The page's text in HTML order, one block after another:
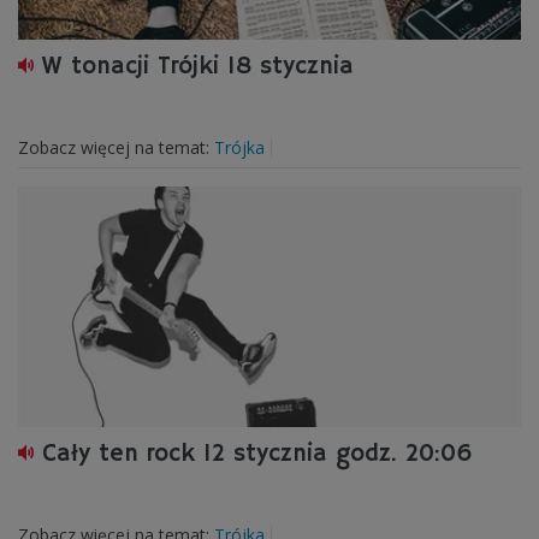
W tonacji Trójki 18 stycznia
Zobacz więcej na temat: Trójka
Cały ten rock 12 stycznia godz. 20:06